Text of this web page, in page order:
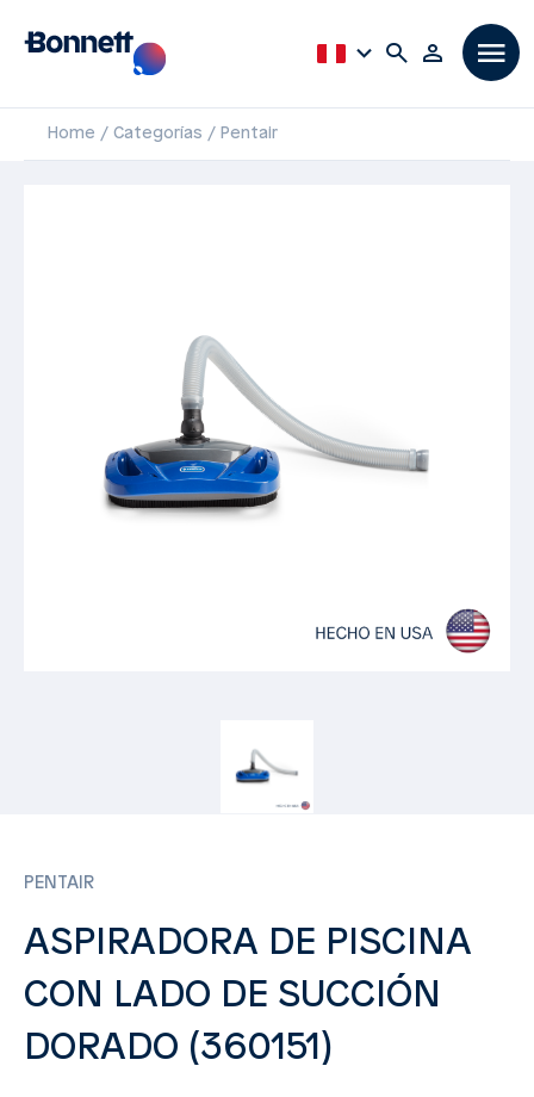
Home Categorías Pentair
PENTAIR
ASPIRADORA DE PISCINA
CON LADO DE SUCCIÓN
DORADO (360151)